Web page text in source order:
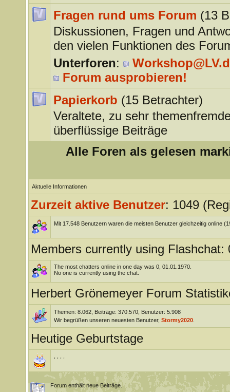
Fragen rund ums Forum (13
Diskussionen, Fragen und
den vielen Funktionen des
Unterforen:
Forum ausprobieren!
Papierkorb (15 Betrachter)
Veraltete, zu sehr
überflüssige Beiträge
Alle Foren als gelesen
Aktuelle Informationen
Zurzeit aktive Benutzer: 1049
Mit 17.548 Benutzern waren die meisten Benutzer gleichzeitig online
Members currently using Flashchat:
The most chatters online in one day was 0, 01.01.1970.
No one is currently using the chat.
Herbert Grönemeyer Forum
Themen: 8.062, Beiträge: 370.570, Benutzer: 5.908
Wir begrüßen unseren neuesten Benutzer, Stormy2020.
Heutige Geburtstage
Forum enthält neue Beiträge.